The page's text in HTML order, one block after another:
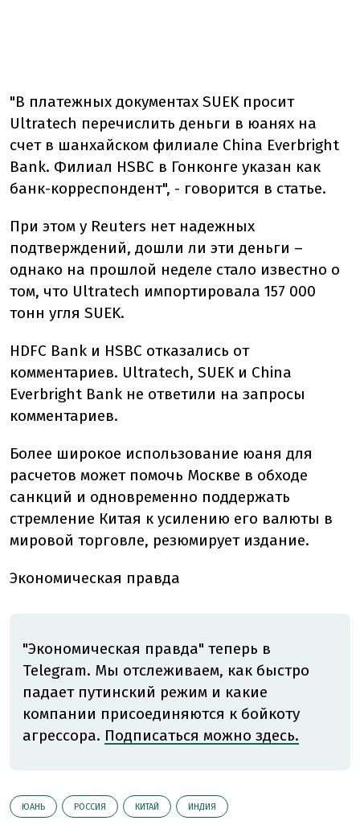
"В платежных документах SUEK просит
Ultratech перечислить деньги в юанях на
счет в шанхайском филиале China Everbright
Bank. Филиал HSBC в Гонконге указан как
банк-корреспондент", - говорится в статье.
При этом у Reuters нет надежных
подтверждений, дошли ли эти деньги –
однако на прошлой неделе стало известно о
том, что Ultratech импортировала 157 000
тонн угля SUEK.
HDFC Bank и HSBC отказались от
комментариев. Ultratech, SUEK и China
Everbright Bank не ответили на запросы
комментариев.
Более широкое использование юаня для
расчетов может помочь Москве в обходе
санкций и одновременно поддержать
стремление Китая к усилению его валюты в
мировой торговле, резюмирует издание.
Экономическая правда
"Экономическая правда" теперь в
Telegram. Мы отслеживаем, как быстро
падает путинский режим и какие
компании присоединяются к бойкоту
агрессора. Подписаться можно здесь.
ЮАНЬ РОССИЯ КИТАЙ ИНДИЯ